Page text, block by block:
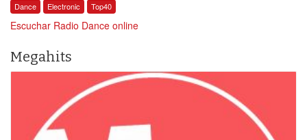
Dance Electronic Top40
Escuchar Radio Dance online
Megahits